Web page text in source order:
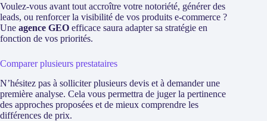
Voulez-vous avant tout accroître votre notoriété, générer des
leads, ou renforcer la visibilité de vos produits e-commerce ?
Une agence GEO efficace saura adapter sa stratégie en
fonction de vos priorités.
Comparer plusieurs prestataires
N’hésitez pas à solliciter plusieurs devis et à demander une
première analyse. Cela vous permettra de juger la pertinence
des approches proposées et de mieux comprendre les
différences de prix.